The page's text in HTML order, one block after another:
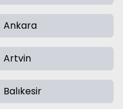
Ankara
Artvin
Balıkesir